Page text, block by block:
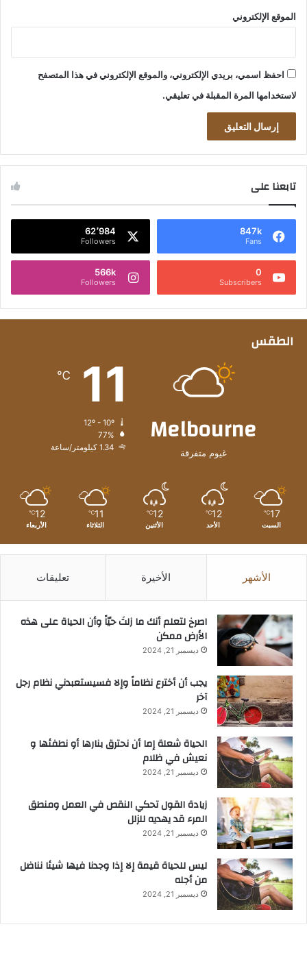
الموقع الإلكتروني
احفظ اسمي، بريدي الإلكتروني، والموقع الإلكتروني في هذا المتصفح
لاستخدامها المرة المقبلة في تعليقي.
تابعنا على
847k
Fans
62٬984
Followers
0
Subscribers
566k
Followers
الطقس
Melbourne
غيوم متفرقة
11
℃
77%
1.34 كيلومتر/ساعة
17
℃
السبت
12
℃
الأحد
12
℃
الأثنين
11
℃
الثلاثاء
12
℃
الأربعاء
الأشهر الأخيرة تعليقات
‫اصرخ لتعلم أنك ما زلتَ حيّاً وأن الحياة على هذه
الأرض ممكن
ديسمبر 21, 2024
يجب أن أخترع نظاماً وإلا فسيستعبدني نظام رجل
آخر
ديسمبر 21, 2024
الحياة شعلة إما أن نحترق بنارها أو نطفئها و
نعيش في ظلام
ديسمبر 21, 2024
زيادة القول تحكي النقص في العمل ومنطق
المرء قد يهديه للزلل
ديسمبر 21, 2024
ليس للحياة قيمة إلا إذا وجدنا فيها شيئا نناضل
من أجله
ديسمبر 21, 2024